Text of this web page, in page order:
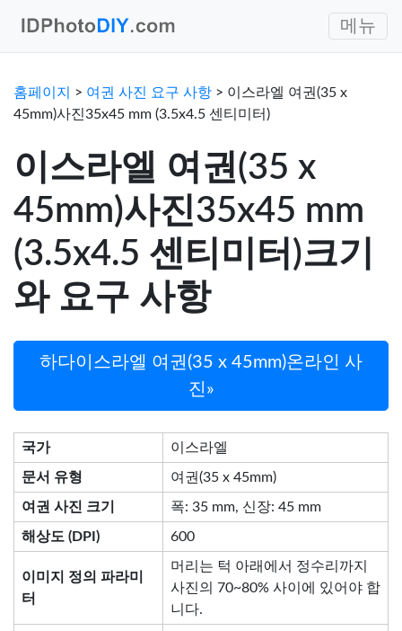
메뉴
홈페이지 > 여권 사진 요구 사항 > 이스라엘 여권(35 x
45mm)사진35x45 mm (3.5x4.5 센티미터)
이스라엘 여권(35 x
45mm)사진35x45 mm
(3.5x4.5 센티미터)크기
와 요구 사항
하다이스라엘 여권(35 x 45mm)온라인 사
진»
국가 이스라엘
문서 유형 여권(35 x 45mm)
여권 사진 크기 폭: 35 mm, 신장: 45 mm
해상도 (DPI) 600
이미지 정의 파라미
터
머리는 턱 아래에서 정수리까지
사진의 70~80% 사이에 있어야 합
니다.